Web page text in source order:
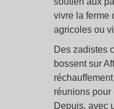
vivre la ferme
agricoles ou
Des zadistes
bossent sur
réunions pour
Depuis, avec